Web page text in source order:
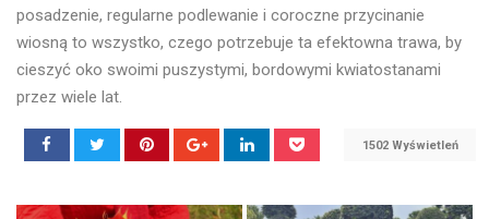
posadzenie, regularne podlewanie i coroczne przycinanie
wiosną to wszystko, czego potrzebuje ta efektowna trawa, by
cieszyć oko swoimi puszystymi, bordowymi kwiatostanami
przez wiele lat.
1502 Wyświetleń